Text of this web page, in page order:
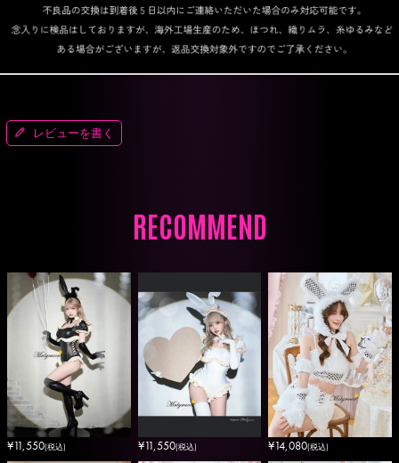
レビューを書く
RECOMMEND
¥11,550(税込) ¥11,550(税込) ¥14,080(税込)